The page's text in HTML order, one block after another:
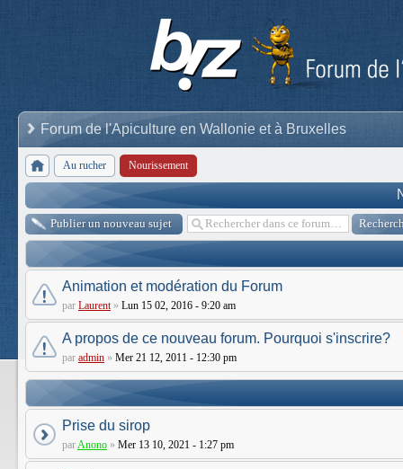
Forum de l'Apiculture en Wallonie et à Bruxelles
Au rucher Nourissement
Publier un nouveau sujet
Animation et modération du Forum
par Laurent » Lun 15 02, 2016 - 9:20 am
A propos de ce nouveau forum. Pourquoi s'inscrire?
par admin » Mer 21 12, 2011 - 12:30 pm
Prise du sirop
parAnono » Mer 13 10, 2021 - 1:27 pm